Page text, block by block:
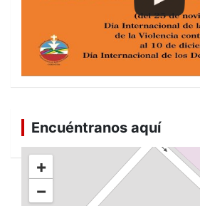
Encuéntranos aquí
+
−